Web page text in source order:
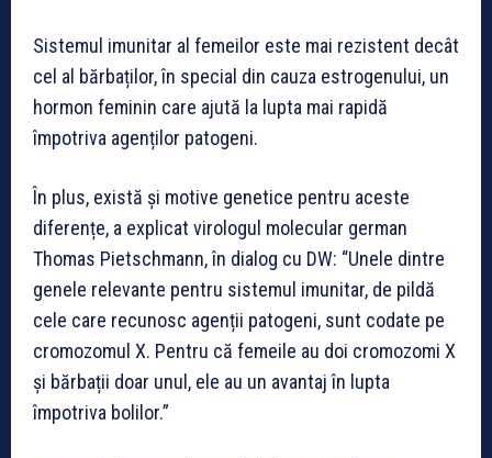
Sistemul imunitar al femeilor este mai rezistent decât
cel al bărbaților, în special din cauza estrogenului, un
hormon feminin care ajută la lupta mai rapidă
împotriva agenților patogeni.
În plus, există și motive genetice pentru aceste
diferențe, a explicat virologul molecular german
Thomas Pietschmann, în dialog cu DW: “Unele dintre
genele relevante pentru sistemul imunitar, de pildă
cele care recunosc agenții patogeni, sunt codate pe
cromozomul X. Pentru că femeile au doi cromozomi X
și bărbații doar unul, ele au un avantaj în lupta
împotriva bolilor.”